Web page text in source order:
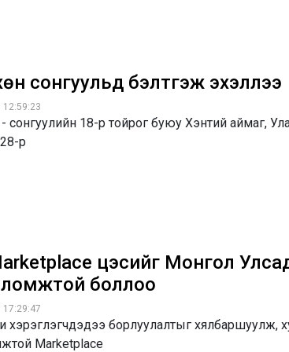
сонгуульд бэлтгэж эхэллээ
12:59:23
18-р тойрог буюу Хэнтий аймаг,
р
цэсийг Монгол
боллоо
17:29:47
хэрэглэгчдэдээ борлуулалтыг хялбаршуулж,
Marketplace